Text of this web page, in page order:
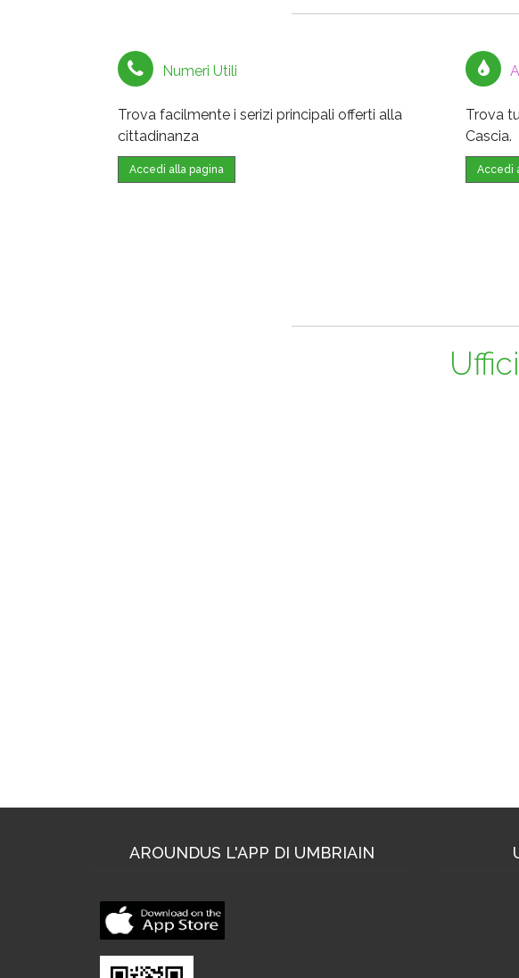
Numeri Utili
Trova facilmente i serizi principali offerti alla
cittadinanza
Accedi alla pagina
Trova
Cascia.
Accedi
AROUNDUS L'APP DI UMBRIAIN